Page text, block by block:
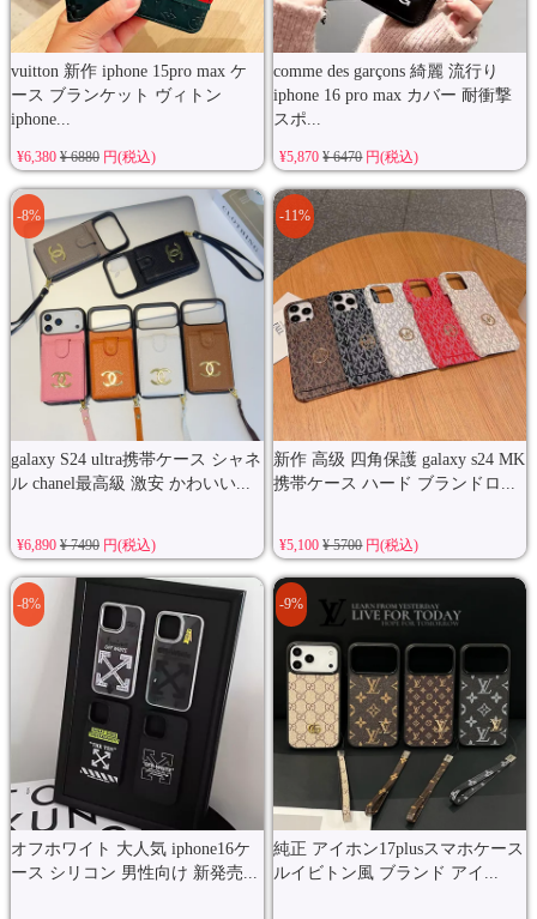
vuitton 新作 iphone 15pro max ケ
ース ブランケット ヴィトン
iphone...
¥6,380 ¥ 6880円(税込)
comme des garçons 綺麗 流行り
iphone 16 pro max カバー 耐衝撃
スポ...
¥5,870¥ 6470円(税込)
galaxy S24 ultra携帯ケース シャネ
ル chanel最高級 激安 かわいい...
-8%
¥6,890 ¥ 7490円(税込)
新作 高级 四角保護 galaxy s24 MK
携帯ケース ハード ブランドロ...
-11%
¥5,100¥ 5700円(税込)
オフホワイト 大人気 iphone16ケ
ース シリコン 男性向け 新発売...
-8%
純正 アイホン17plusスマホケース
ルイビトン風 ブランド アイ...
-9%